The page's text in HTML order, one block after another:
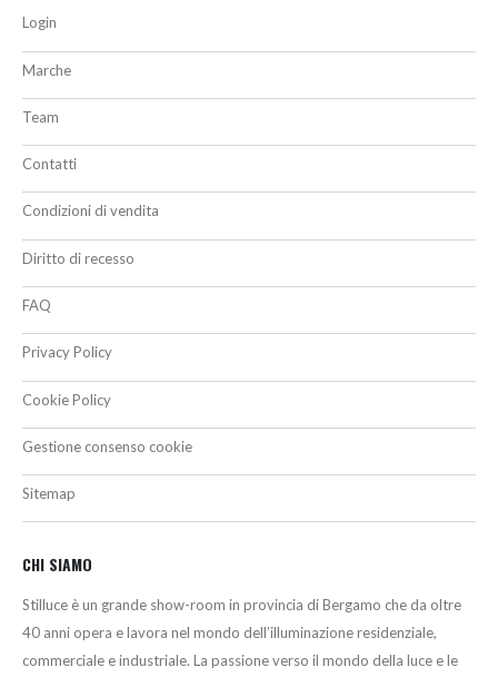
Login
Marche
Team
Contatti
Condizioni di vendita
Diritto di recesso
FAQ
Privacy Policy
Cookie Policy
Gestione consenso cookie
Sitemap
CHI SIAMO
Stilluce è un grande show-room in provincia di Bergamo che da oltre
40 anni opera e lavora nel mondo dell’illuminazione residenziale,
commerciale e industriale. La passione verso il mondo della luce e le